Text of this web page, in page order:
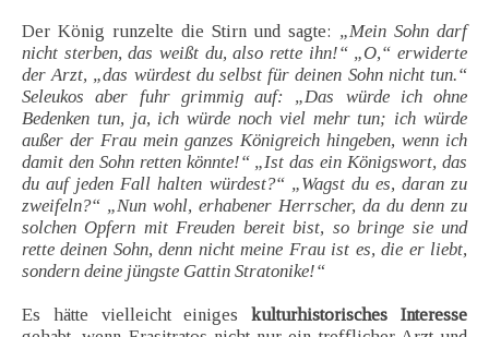
Der König runzelte die Stirn und sagte: „Mein Sohn darf
nicht sterben, das weißt du, also rette ihn!“ „O,“ erwiderte
der Arzt, „das würdest du selbst für deinen Sohn nicht tun.“
Seleukos aber fuhr grimmig auf: „Das würde ich ohne
Bedenken tun, ja, ich würde noch viel mehr tun; ich würde
außer der Frau mein ganzes Königreich hingeben, wenn ich
damit den Sohn retten könnte!“ „Ist das ein Königswort, das
du auf jeden Fall halten würdest?“ „Wagst du es, daran zu
zweifeln?“ „Nun wohl, erhabener Herrscher, da du denn zu
solchen Opfern mit Freuden bereit bist, so bringe sie und
rette deinen Sohn, denn nicht meine Frau ist es, die er liebt,
sondern deine jüngste Gattin Stratonike!“
Es hätte vielleicht einigeskulturhistorisches Interesse